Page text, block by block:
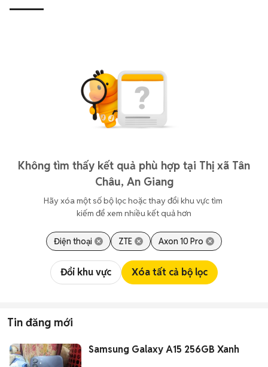
Không tìm thấy kết quả phù hợp tại Thị xã Tân
Châu, An Giang
Hãy xóa một số bộ lọc hoặc thay đổi khu vực tìm
kiếm để xem nhiều kết quả hơn
Điện thoại ZTE Axon 10 Pro
Đổi khu vực Xóa tất cả bộ lọc
Tin đăng mới
Samsung Galaxy A15 256GB Xanh